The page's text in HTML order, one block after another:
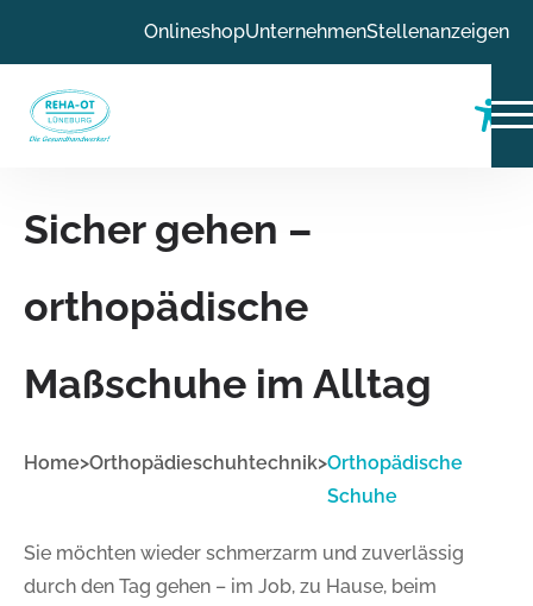
Zum Inhalt
OnlineshopUnternehmenStellenanzeigen
Sicher gehen –
orthopädische
Maßschuhe im Alltag
Home>Orthopädieschuhtechnik>Orthopädische
Schuhe
Sie möchten wieder schmerzarm und zuverlässig
durch den Tag gehen – im Job, zu Hause, beim